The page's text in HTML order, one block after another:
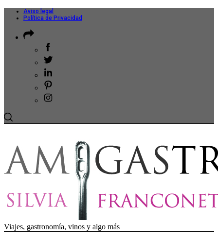
Aviso legal
Política de Privacidad
Viajes, gastronomía, vinos y algo más